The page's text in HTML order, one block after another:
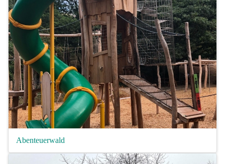
Abenteuerwald